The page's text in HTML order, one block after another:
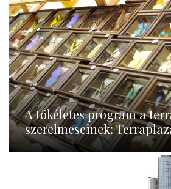
A tökéletes program a
szerelmeseinek: